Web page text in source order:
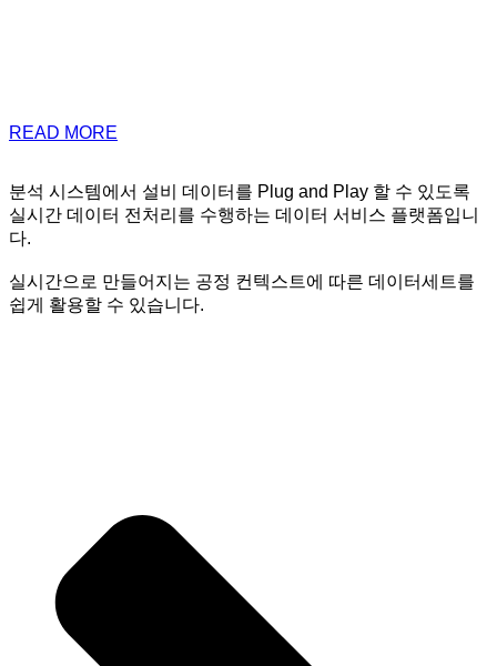
READ MORE
분석 시스템에서 설비 데이터를 Plug and Play 할 수 있도록
실시간 데이터 전처리를 수행하는 데이터 서비스 플랫폼입니
다.
실시간으로 만들어지는 공정 컨텍스트에 따른 데이터세트를
쉽게 활용할 수 있습니다.